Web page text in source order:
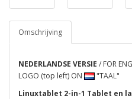
Omschrijving
NEDERLANDSE VERSIE / FOR
LOGO (top left) ON
"TAAL"
Linuxtablet 2-in-1 Tablet